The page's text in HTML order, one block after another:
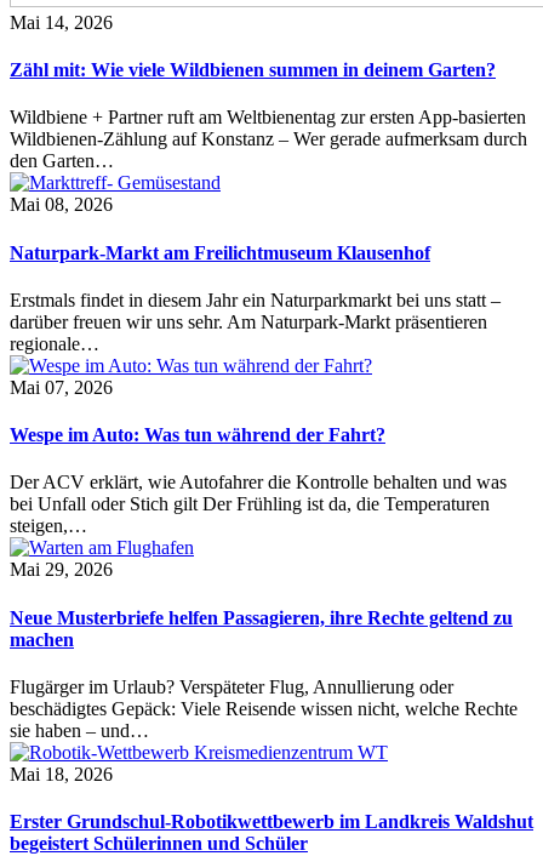
Mai 14, 2026
Zähl mit: Wie viele Wildbienen summen in deinem Garten?
Wildbiene + Partner ruft am Weltbienentag zur ersten App-basierten
Wildbienen-Zählung auf Konstanz – Wer gerade aufmerksam durch
den Garten…
Mai 08, 2026
Naturpark-Markt am Freilichtmuseum Klausenhof
Erstmals findet in diesem Jahr ein Naturparkmarkt bei uns statt –
darüber freuen wir uns sehr. Am Naturpark-Markt präsentieren
regionale…
Mai 07, 2026
Wespe im Auto: Was tun während der Fahrt?
Der ACV erklärt, wie Autofahrer die Kontrolle behalten und was
bei Unfall oder Stich gilt Der Frühling ist da, die Temperaturen
steigen,…
Mai 29, 2026
Neue Musterbriefe helfen Passagieren, ihre Rechte geltend zu
machen
Flugärger im Urlaub? Verspäteter Flug, Annullierung oder
beschädigtes Gepäck: Viele Reisende wissen nicht, welche Rechte
sie haben – und…
Mai 18, 2026
Erster Grundschul-Robotikwettbewerb im Landkreis Waldshut
begeistert Schülerinnen und Schüler